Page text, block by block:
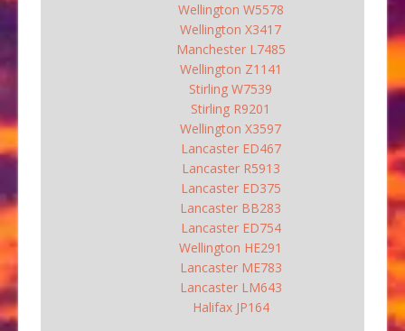
Wellington W5578
Wellington X3417
Manchester L7485
Wellington Z1141
Stirling W7539
Stirling R9201
Wellington X3597
Lancaster ED467
Lancaster R5913
Lancaster ED375
Lancaster BB283
Lancaster ED754
Wellington HE291
Lancaster ME783
Lancaster LM643
Halifax JP164